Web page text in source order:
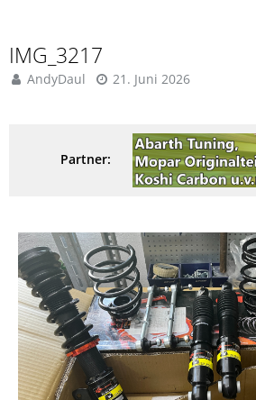
IMG_3217
AndyDaul 21. Juni 2026
Partner: